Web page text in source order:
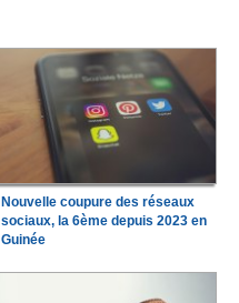
Nouvelle coupure des réseaux
sociaux, la 6ème depuis 2023 en
Guinée